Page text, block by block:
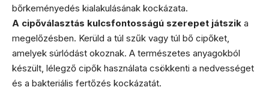
bőrkeményedés kialakulásának kockázata.
A cipőválasztás kulcsfontosságú szerepet játszik a
megelőzésben. Kerüld a túl szűk vagy túl bő cipőket,
amelyek súrlódást okoznak. A természetes anyagokból
készült, lélegző cipők használata csökkenti a nedvességet
és a bakteriális fertőzés kockázatát.